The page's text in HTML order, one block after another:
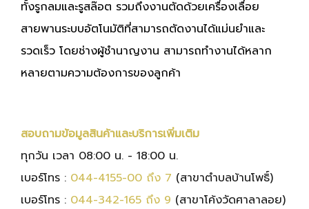
ทั้งรูกลมและรูสล๊อต รวมถึงงานตัดด้วยเครื่องเลื่อย
สายพานระบบอัตโนมัติที่สามารถตัดงานได้แม่นยำและ
รวดเร็ว โดยช่างผู้ชำนาญงาน สามารถทำงานได้หลาก
หลายตามความต้องการของลูกค้า
สอบถามข้อมูลสินค้าและบริการเพิ่มเติม
ทุกวัน เวลา 08:00 น. - 18:00 น.
เบอร์โทร : 044-4155-00 ถึง 7 (สาขาตำบลบ้านโพธิ์)
เบอร์โทร : 044-342-165 ถึง 9 (สาขาโค้งวัดศาลาลอย)